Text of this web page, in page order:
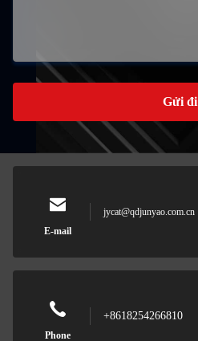
Gửi đi
E-mail
jycat@qdjunyao.com.cn
Phone
+8618254266810